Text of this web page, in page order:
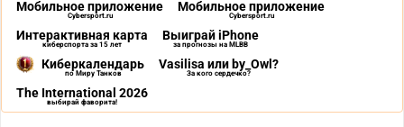
Мобильное приложение
Cybersport.ru
Мобильное приложение
Cybersport.ru
Интерактивная карта
киберспорта за 15 лет
Выиграй iPhone
за прогнозы на MLBB
Киберкалендарь
по Миру Танков
Vasilisa или by_Owl?
За кого сердечко?
The International 2026
выбирай фаворита!